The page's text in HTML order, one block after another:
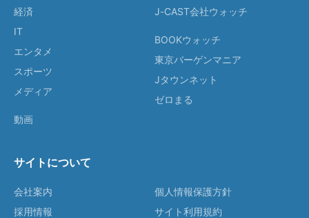
経済
IT
エンタメ
スポーツ
メディア
動画
J-CAST会社ウォッチ
BOOKウォッチ
東京バーゲンマニア
Jタウンネット
ゼロまる
サイトについて
会社案内
採用情報
個人情報保護方針
サイト利用規約